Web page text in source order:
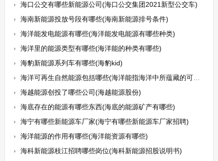
海口公交有哪些新能源公司(海口公交集团2021新型公交车)
海南新能源投放号段有哪些(海南新能源排号条件)
海洋能发电能源有哪些(海洋能发电能源有哪些种类)
海洋里的能源类型有哪些(海洋能的种类有哪些)
海豹新能源系列车有哪些(海豹kid)
海洋可再生自然能源包括哪些(海洋能指海洋中所蕴藏的可再生自然能源主要包括哪些)
海越能源创投了哪些公司(海越能源股份)
海底存在的能源有哪些东西(海底的能源矿产有哪些)
海宁有哪些新能源车厂家(海宁有哪些新能源车厂家招聘)
海洋能源的作用有哪些(海洋能资源有哪些)
海科新能源枝江招聘哪些岗位(海科新能源招股说明书)